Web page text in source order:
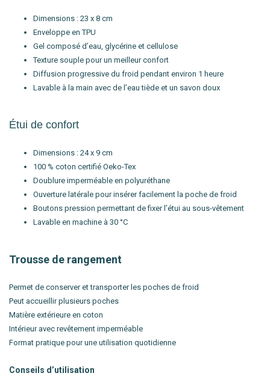
Dimensions : 23 x 8 cm
Enveloppe en TPU
Gel composé d’eau, glycérine et cellulose
Texture souple pour un meilleur confort
Diffusion progressive du froid pendant environ 1 heure
Lavable à la main avec de l’eau tiède et un savon doux
Étui de confort
Dimensions : 24 x 9 cm
100 % coton certifié Oeko-Tex
Doublure imperméable en polyuréthane
Ouverture latérale pour insérer facilement la poche de froid
Boutons pression permettant de fixer l’étui au sous-vêtement
Lavable en machine à 30 °C
Trousse de rangement
Permet de conserver et transporter les poches de froid
Peut accueillir plusieurs poches
Matière extérieure en coton
Intérieur avec revêtement imperméable
Format pratique pour une utilisation quotidienne
Conseils d’utilisation